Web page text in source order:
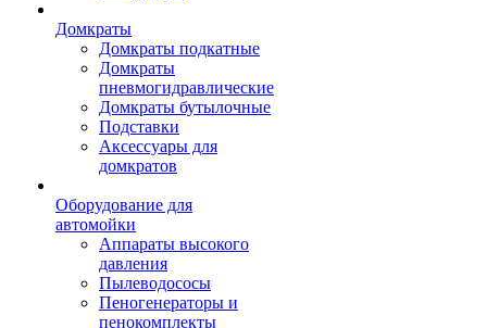
Домкраты
Домкраты подкатные
Домкраты
пневмогидравлические
Домкраты бутылочные
Подставки
Аксессуары для
домкратов
Оборудование для
автомойки
Аппараты высокого
давления
Пылеводососы
Пеногенераторы и
пенокомплекты